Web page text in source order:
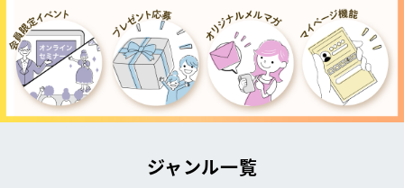
ジャンル一覧